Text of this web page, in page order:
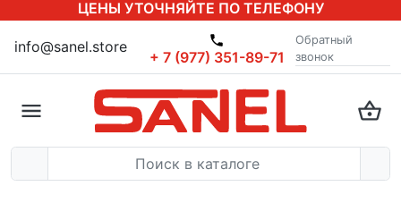
ЦЕНЫ УТОЧНЯЙТЕ ПО ТЕЛЕФОНУ
info@sanel.store
+ 7 (977) 351-89-71
Обратный
звонок